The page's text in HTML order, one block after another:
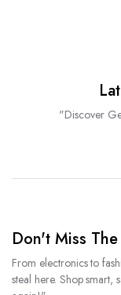
"Discover
Don't Miss
From electronics to
steal here. Shop smart,